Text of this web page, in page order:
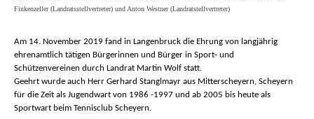
Finkenzeller (Landratsstellvertreter) und Anton Westner (Landratstellvertreter)
Am 14. November 2019 fand in Langenbruck die Ehrung von langjährig
ehrenamtlich tätigen Bürgerinnen und Bürger in Sport- und
Schützenvereinen durch Landrat Martin Wolf statt.
Geehrt wurde auch Herr Gerhard Stanglmayr aus Mitterscheyern, Scheyern
für die Zeit als Jugendwart von 1986 -1997 und ab 2005 bis heute als
Sportwart beim Tennisclub Scheyern.